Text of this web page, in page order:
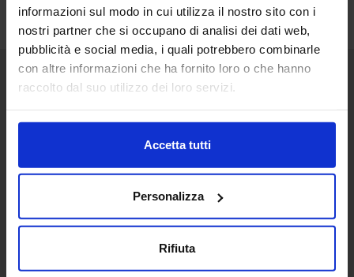
informazioni sul modo in cui utilizza il nostro sito con i
nostri partner che si occupano di analisi dei dati web,
pubblicità e social media, i quali potrebbero combinarle
con altre informazioni che ha fornito loro o che hanno
raccolto dal suo utilizzo dei loro servizi.
Accetta tutti
Personalizza
Rifiuta
+ 39 051.325511
+ 39 02.332039460
Progetto e direzione